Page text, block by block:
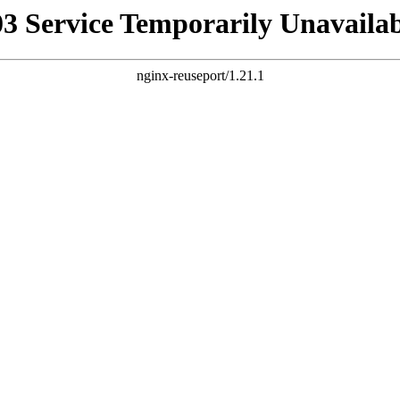
Service Temporarily
nginx-reuseport/1.21.1